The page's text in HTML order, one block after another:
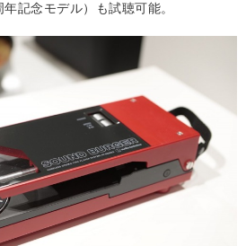
記念モデル）も試聴可能。